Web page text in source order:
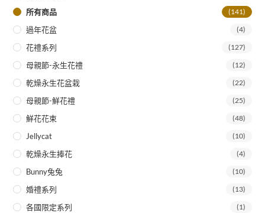
所有商品 (141)
過年花盆 (4)
花禮系列 (127)
母親節-永生花禮 (12)
乾燥永生花盆栽 (22)
母親節-鮮花禮 (25)
鮮花花束 (48)
Jellycat (10)
乾燥永生捧花 (4)
Bunny兔兔 (10)
婚禮系列 (13)
各國限定系列 (1)